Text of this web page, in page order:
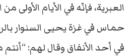
العبرية، فإنّه في الأيام الأولى
حماس في غزة يحيى السنوار
في أحد الأنفاق وقال لهم: